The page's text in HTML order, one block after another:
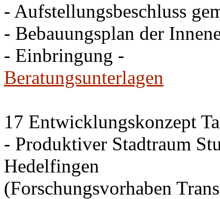
- Aufstellungsbeschluss
- Bebauungsplan der
- Einbringung -
Beratungsunterlagen
17 Entwicklungskonzept
- Produktiver Stadtraum
Hedelfingen
(Forschungsvorhaben